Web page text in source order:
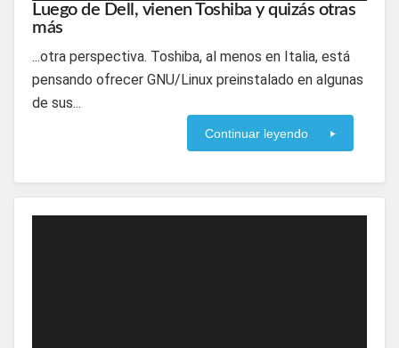
Luego de Dell, vienen Toshiba y quizás otras
más
...otra perspectiva. Toshiba, al menos en Italia, está
pensando ofrecer GNU/Linux preinstalado en algunas
de sus...
Continuar leyendo